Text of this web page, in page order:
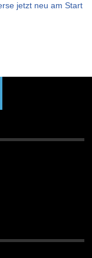
jetzt neu am Start